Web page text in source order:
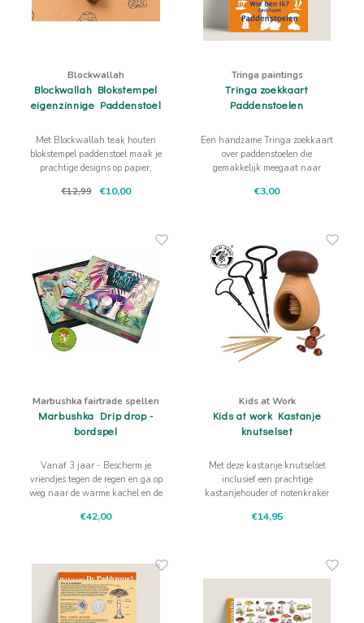
Blockwallah
Blockwallah Blokstempel
eigenzinnige Paddenstoel
Met Blockwallah teak houten
blokstempel paddenstoel maak je
prachtige designs op papier,
ondergronden.
€12,99 €10,00
Tringa paintings
Tringa zoekkaart
Paddenstoelen
Een handzame Tringa zoekkaart
over paddenstoelen die
gemakkelijk meegaat naar
ontdekt zelf welke soorten er in de
€3,00
Marbushka fairtrade spellen
Marbushka Drip drop -
bordspel
Vanaf 3 jaar - Bescherm je
vriendjes tegen de regen en ga op
weg naar de warme kachel en de
kom je samen thuis, anders word
€42,00
Kids at Work
Kids at work Kastanje
knutselset
Met deze kastanje knutselset
inclusief een prachtige
kastanjehouder of notenkraker
werkstukken maken met je kind.
€14,95